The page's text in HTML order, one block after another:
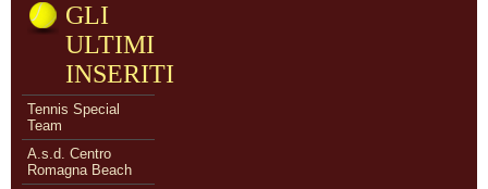
GLI
ULTIMI
INSERITI
Tennis Special
Team
A.s.d. Centro
Romagna Beach